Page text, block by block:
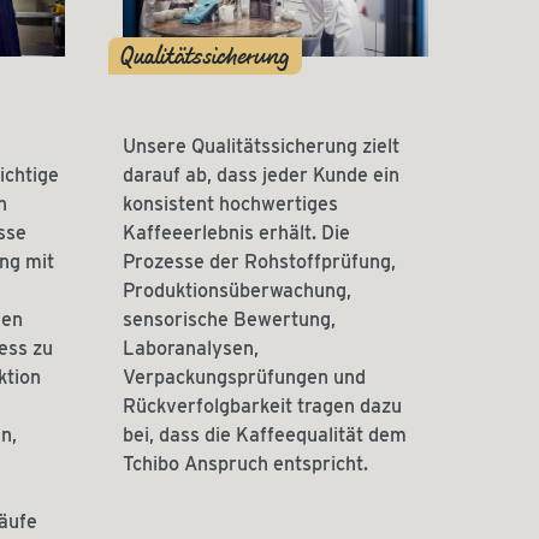
mit
zu
Qualitätssicherung
Unsere Qualitätssicherung zielt
darauf ab, dass jeder Kunde ein
konsistent hochwertiges
Kaffeeerlebnis erhält. Die
Prozesse der Rohstoffprüfung,
Produktionsüberwachung,
sensorische Bewertung,
Laboranalysen,
Verpackungsprüfungen und
Rückverfolgbarkeit tragen dazu
bei, dass die Kaffeequalität dem
Tchibo Anspruch entspricht.